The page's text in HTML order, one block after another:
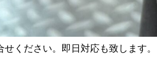
ください。即日対応も致します。